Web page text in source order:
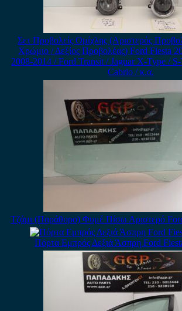
Σετ Προβολείς Ομίχλης (Αριστερός
Χρώμιο / Δεξίος Προβολέας) Ford Fiesta
2008-2014 / Ford Transit / Jaguar X-Type /
Cabrio / κ.α.
Τζάμι (Παράθυρο) Φυμέ Πίσω Αριστερό
Πόρτα Εμπρός Δεξιά Άσπρη Ford